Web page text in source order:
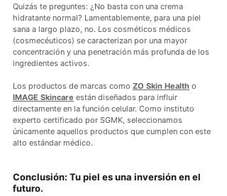
Quizás te preguntes: ¿No basta con una crema
hidratante normal? Lamentablemente, para una piel
sana a largo plazo, no. Los cosméticos médicos
(cosmecéuticos) se caracterizan por una mayor
concentración y una penetración más profunda de los
ingredientes activos.
Los productos de marcas como ZO Skin Health o
IMAGE Skincare están diseñados para influir
directamente en la función celular. Como instituto
experto certificado por SGMK, seleccionamos
únicamente aquellos productos que cumplen con este
alto estándar médico.
Conclusión: Tu piel es una inversión en el
futuro.